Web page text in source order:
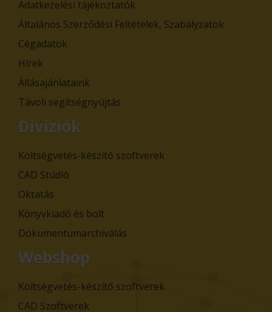
Adatkezelési tájékoztatók
Általános Szerződési Feltételek, Szabályzatok
Cégadatok
Hírek
Állásajánlataink
Távoli segítségnyújtás
Divíziók
Költségvetés-készítő szoftverek
CAD Stúdió
Oktatás
Könyvkiadó és bolt
Dokumentumarchiválás
Webshop
Költségvetés-készítő szoftverek
CAD Szoftverek